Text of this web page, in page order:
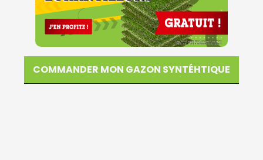
COMMANDER MON GAZON SYNTÉHTIQUE